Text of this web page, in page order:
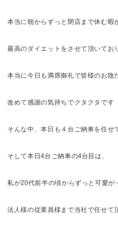
本当に朝からずっと閉店まで休む暇
最高のダイエットをさせて頂いてお
本当に今日も満席御礼で皆様のお陰
改めて感謝の気持ちでクタクタです
そんな中、本日も４台ご納車を任せ
そして本日4台ご納車の4台目は、
私が20代前半の頃からずっと可愛が
法人様の従業員様まで当社で任せて